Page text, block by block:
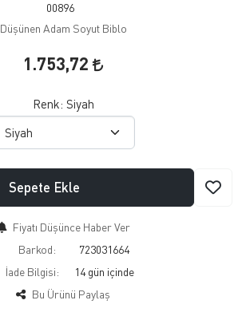
00896
Düşünen Adam Soyut Biblo
1.753,72
Renk: Siyah
Sepete Ekle
Fiyatı Düşünce Haber Ver
Barkod:
723031664
İade Bilgisi:
Bu Ürünü Paylaş